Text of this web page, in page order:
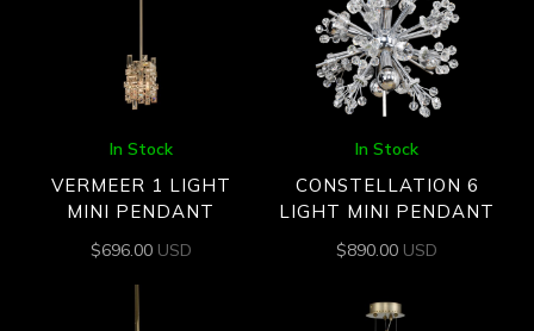
In Stock
VERMEER 1 LIGHT
MINI PENDANT
$696.00 USD
In Stock
CONSTELLATION 6
LIGHT MINI PENDANT
$890.00 USD